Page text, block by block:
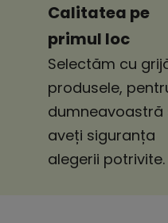
Calitatea pe
primul loc
Selectăm cu
produsele,
dumneavoastră
aveți siguranța
alegerii potrivite.